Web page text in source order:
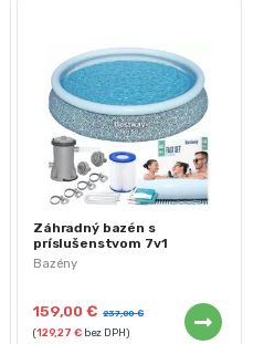
Bazény
Záhradný bazén s
príslušenstvom 7v1
57313NN, 457x84cm |
Bestway
159,00€ 237,00€
(129,27 €bez DPH)